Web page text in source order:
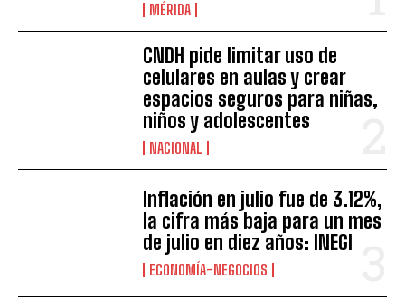
MÉRIDA
CNDH pide limitar uso de
celulares en aulas y crear
espacios seguros para niñas,
niños y adolescentes
NACIONAL
Inflación en julio fue de 3.12%,
la cifra más baja para un mes
de julio en diez años: INEGI
ECONOMÍA-NEGOCIOS